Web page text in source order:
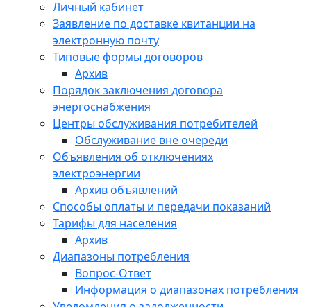
Личный кабинет
Заявление по доставке квитанции на
электронную почту
Типовые формы договоров
Архив
Порядок заключения договора
энергоснабжения
Центры обслуживания потребителей
Обслуживание вне очереди
Объявления об отключениях
электроэнергии
Архив объявлений
Способы оплаты и передачи показаний
Тарифы для населения
Архив
Диапазоны потребления
Вопрос-Ответ
Информация о диапазонах потребления